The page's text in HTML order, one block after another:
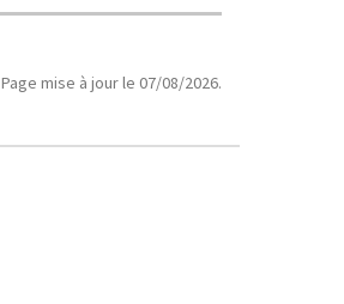
Page mise à jour le 07/08/2026.